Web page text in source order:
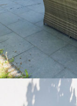
TERRASSE IM GRÜNEN